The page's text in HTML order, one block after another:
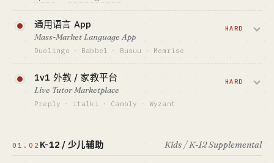
Speak 2025 ARR 突破 $50M，靠 OpenAI
投资 + 韩国市场打穿。
$500K-5M (推理 + 语音)
GTM · SALES MOTION
App Store ASO + KOL 短视频
最适合 · BEST FIT
通用语言 App
Mass-Market Language App
Duolingo · Babbel · Busuu · Memrise
Duolingo 上市 + $700M ARR 已锁死头
部，新进者只能吃细分语言或学习方法差
异化。
$2M-20M
HARD
1v1 外教 / 家教平台
Live Tutor Marketplace
Preply · italki · Cambly · Wyzant
$100M+ ARR 证明天花板很高。
HARD
01.02 K-12 / 少儿辅助 Kids / K-12 Supplemental